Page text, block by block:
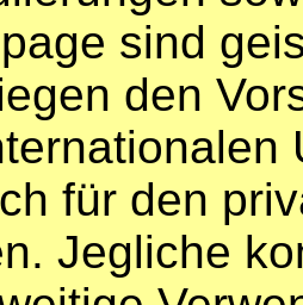
sind
den
für den
Jegliche